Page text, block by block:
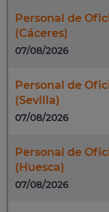
Personal de
(Cáceres)
07/08/2026
Personal de
(Sevilla)
07/08/2026
Personal de
(Huesca)
07/08/2026